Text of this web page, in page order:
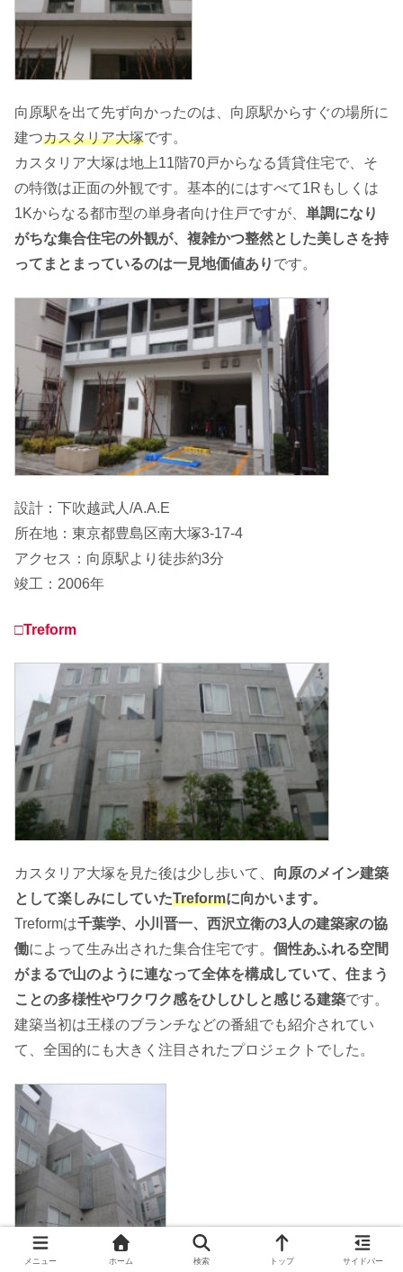
向原駅を出て先ず向かったのは、向原駅からすぐの場所に
建つカスタリア大塚です。
カスタリア大塚は地上11階70戸からなる賃貸住宅で、そ
の特徴は正面の外観です。基本的にはすべて1Rもしくは
1Kからなる都市型の単身者向け住戸ですが、 単調になり
がちな集合住宅の外観が、複雑かつ整然とした美しさを持
ってまとまっているのは一見地価値あり です。
設計：下吹越武人/A.A.E
所在地：東京都豊島区南大塚3-17-4
アクセス：向原駅より徒歩約3分
竣工：2006年
□Treform
カスタリア大塚を見た後は少し歩いて、 向原のメイン建築
として楽しみにしていたTreformに向かいます。
Treformは千葉学、小川晋一、西沢立衛の3人の建築家の協
働によって生み出された集合住宅です。 個性あふれる空間
がまるで山のように連なって全体を構成していて、住まう
ことの多様性やワクワク感をひしひしと感じる建築です。
建築当初は王様のブランチなどの番組でも紹介されてい
て、全国的にも大きく注目されたプロジェクトでした。
メニュー ホーム 検索 トップ サイドバー